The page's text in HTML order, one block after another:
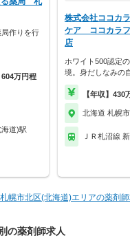
作りを行
604万円程
道)駅
株式会社ココカ
ケア ココカラ
店
ホワイト500認定
境。身だしなみの
【年収】430
北海道 札幌
ＪＲ札沼線
札幌市北区(北海道)エリアの薬剤
の薬剤師求人